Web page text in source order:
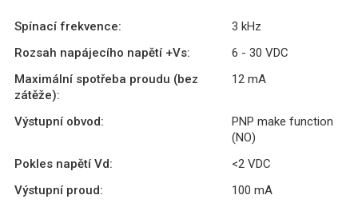
Spínací frekvence:
3 kHz
Rozsah napájecího napětí +Vs:
6 - 30 VDC
Maximální spotřeba proudu (bez
zátěže):
12 mA
Výstupní obvod:
PNP make function
(NO)
Pokles napětí Vd:
<2 VDC
Výstupní proud:
100 mA